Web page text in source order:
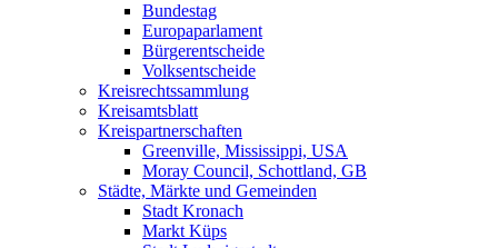
Bundestag
Europaparlament
Bürgerentscheide
Volksentscheide
Kreisrechtssammlung
Kreisamtsblatt
Kreispartnerschaften
Greenville, Mississippi, USA
Moray Council, Schottland, GB
Städte, Märkte und Gemeinden
Stadt Kronach
Markt Küps